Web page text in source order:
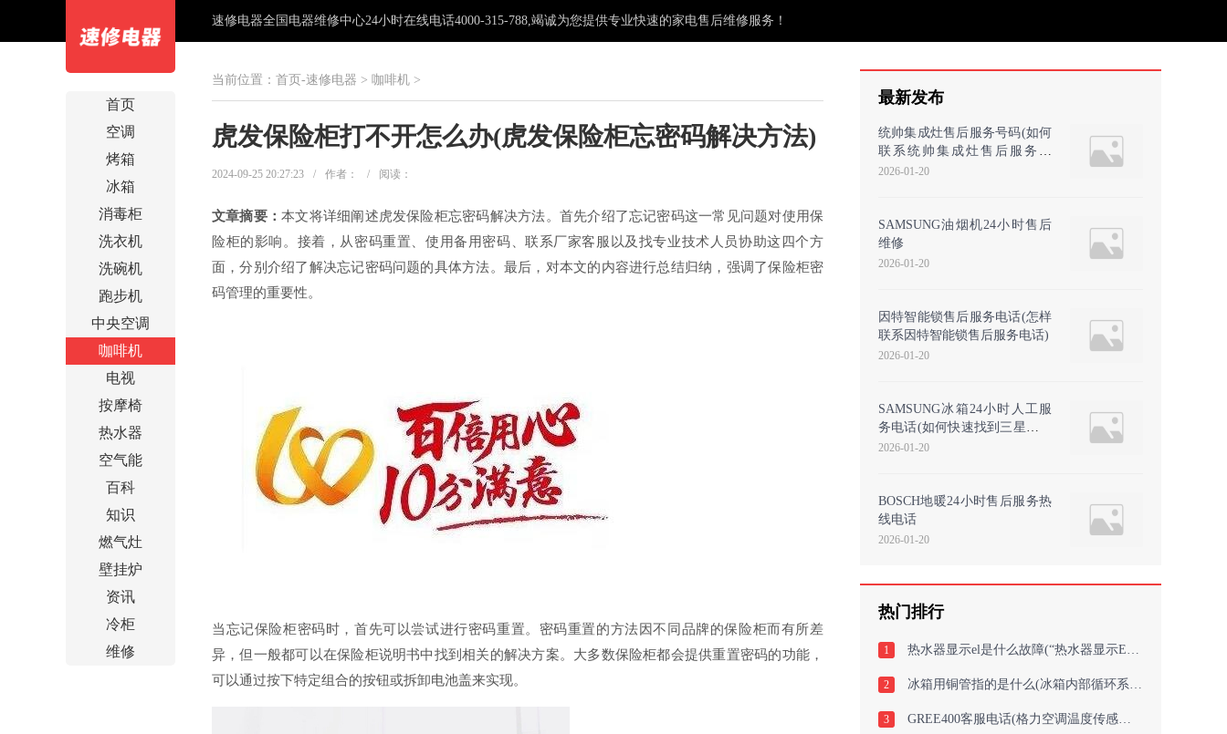
速修电器全国电器维修中心24小时在线电话4000-315-788,竭诚为您提供专业快速的家电售后维修服务！
首页
空调
烤箱
冰箱
消毒柜
洗衣机
洗碗机
跑步机
中央空调
咖啡机
电视
按摩椅
热水器
空气能
百科
知识
燃气灶
壁挂炉
资讯
冷柜
维修
当前位置： 首页-速修电器 > 咖啡机 >
虎发保险柜打不开怎么办(虎发保险柜忘密码解决方法)
2024-09-25 20:27:23 / 作者： / 阅读：
文章摘要：本文将详细阐述虎发保险柜忘密码解决方法。首先介绍了忘记密码这一常见问题对使用保
险柜的影响。接着，从密码重置、使用备用密码、联系厂家客服以及找专业技术人员协助这四个方
面，分别介绍了解决忘记密码问题的具体方法。最后，对本文的内容进行总结归纳，强调了保险柜密
码管理的重要性。
当忘记保险柜密码时，首先可以尝试进行密码重置。密码重置的方法因不同品牌的保险柜而有所差
异，但一般都可以在保险柜说明书中找到相关的解决方案。大多数保险柜都会提供重置密码的功能，
可以通过按下特定组合的按钮或拆卸电池盖来实现。
最新发布
统帅集成灶售后服务号码(如何
联系统帅集成灶售后服务号
码？)
2026-01-20
SAMSUNG油烟机24小时售后
维修
2026-01-20
因特智能锁售后服务电话(怎样
联系因特智能锁售后服务电话)
2026-01-20
SAMSUNG冰箱24小时人工服
务电话(如何快速找到三星冰箱
24小时客服热线？)
2026-01-20
BOSCH地暖24小时售后服务热
线电话
2026-01-20
热门排行
1 热水器显示el是什么故障(“热水器显示EL故障原因及解决方法”)
2 冰箱用铜管指的是什么(冰箱内部循环系统的重要元素铜管的作用是什么？)
3 GREE400客服电话(格力空调温度传感器故障如何判断及解决方法)